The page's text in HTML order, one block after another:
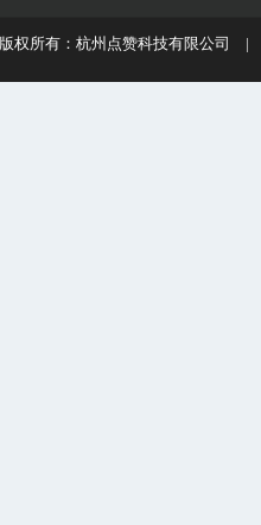
版权所有：杭州点赞科技有限公司